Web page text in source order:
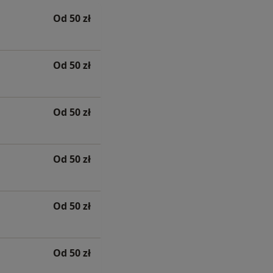
Od 50 zł
Od 50 zł
Od 50 zł
Od 50 zł
Od 50 zł
Od 50 zł